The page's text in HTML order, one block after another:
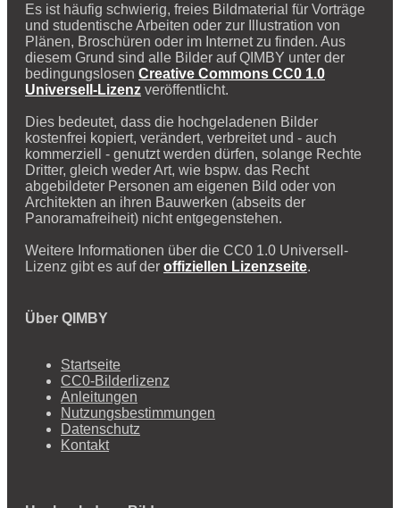
Es ist häufig schwierig, freies Bildmaterial für Vorträge
und studentische Arbeiten oder zur Illustration von
Plänen, Broschüren oder im Internet zu finden. Aus
diesem Grund sind alle Bilder auf QIMBY unter der
bedingungslosen Creative Commons CC0 1.0
Universell-Lizenz veröffentlicht.
Dies bedeutet, dass die hochgeladenen Bilder
kostenfrei kopiert, verändert, verbreitet und - auch
kommerziell - genutzt werden dürfen, solange Rechte
Dritter, gleich weder Art, wie bspw. das Recht
abgebildeter Personen am eigenen Bild oder von
Architekten an ihren Bauwerken (abseits der
Panoramafreiheit) nicht entgegenstehen.
Weitere Informationen über die CC0 1.0 Universell-
Lizenz gibt es auf der offiziellen Lizenzseite.
Über QIMBY
Startseite
CC0-Bilderlizenz
Anleitungen
Nutzungsbestimmungen
Datenschutz
Kontakt